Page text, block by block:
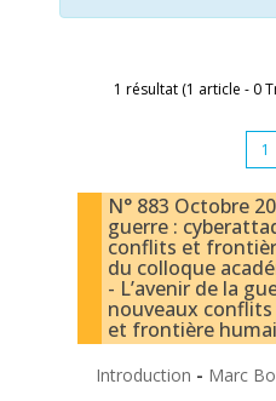
1 résultat (1 article - 0
1
N° 883 Octobre
guerre :
conflits et
du colloque
- L’avenir de la
nouveaux conflits
et frontière
Introduction - Marc